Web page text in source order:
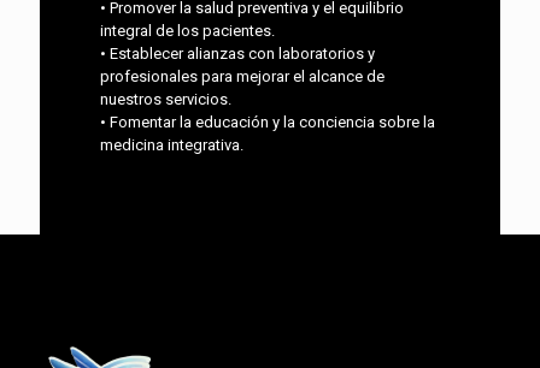
• Promover la salud preventiva y el equilibrio
integral de los pacientes.
• Establecer alianzas con laboratorios y
profesionales para mejorar el alcance de
nuestros servicios.
• Fomentar la educación y la conciencia sobre la
medicina integrativa.